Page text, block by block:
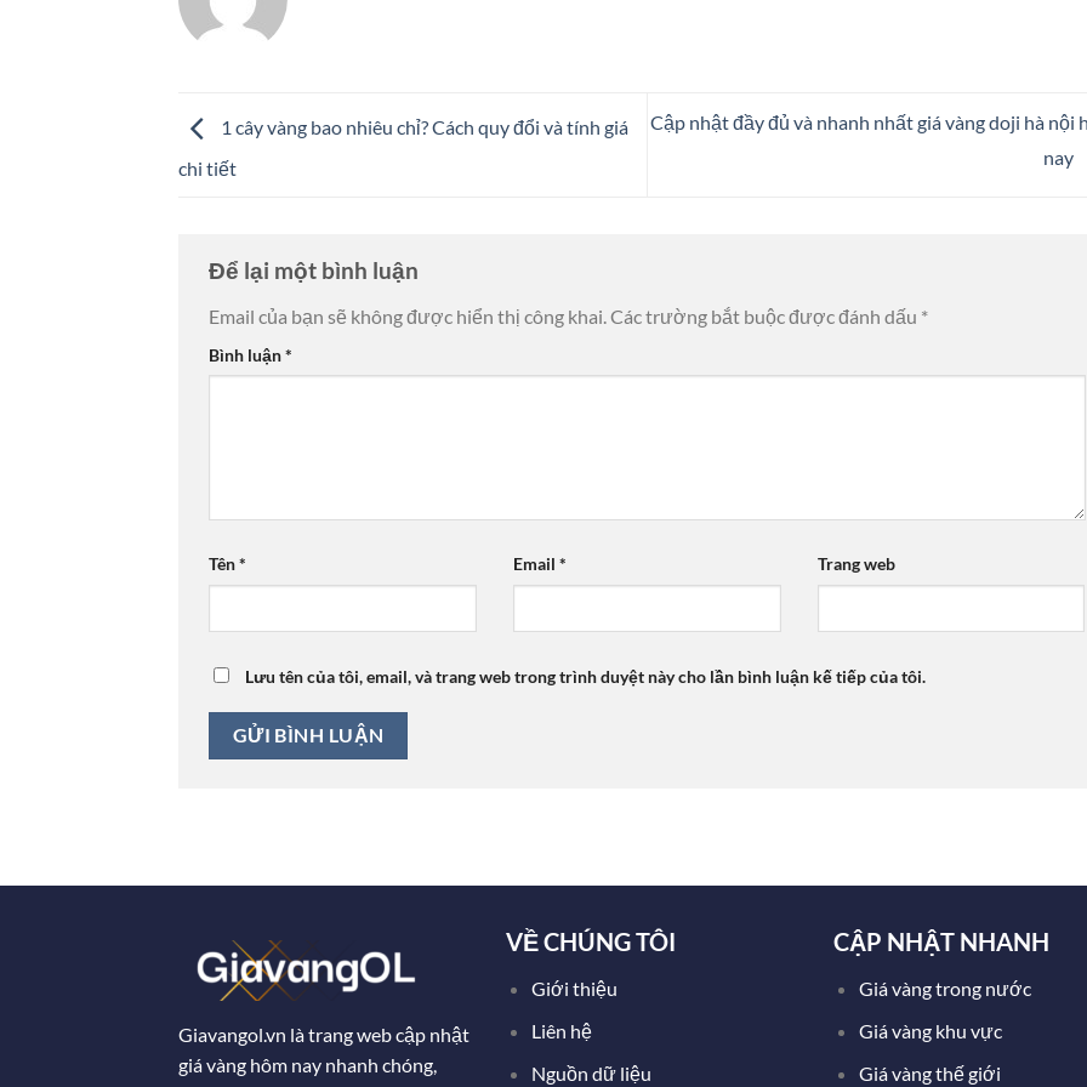
1 cây vàng bao nhiêu chỉ? Cách quy đổi và tính giá
chi tiết
Cập nhật đầy đủ và nhanh nhất giá vàng doji hà nội
nay
Để lại một bình luận
Email của bạn sẽ không được hiển thị công khai. Các trường bắt buộc được đánh dấu *
Bình luận*
Tên* Email * Trang web
Lưu tên của tôi, email, và trang web trong trình duyệt này cho lần bình luận kế tiếp của tôi.
Giavangol.vn là trang web cập nhật
giá vàng hôm nay nhanh chóng,
VỀ CHÚNG TÔI
Giới thiệu
Liên hệ
Nguồn dữ liệu
CẬP NHẬT NHANH
Giá vàng trong nước
Giá vàng khu vực
Giá vàng thế giới